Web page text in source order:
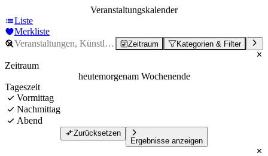
Veranstaltungskalender
Liste
Merkliste
Zeitraum Kategorien & Filter
Zeitraum
heutemorgenam Wochenende
Tageszeit
Vormittag
Nachmittag
Abend
Zurücksetzen
Ergebnisse anzeigen